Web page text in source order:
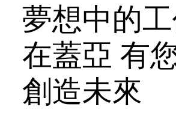
夢想中的
在蓋亞 有
創造未來